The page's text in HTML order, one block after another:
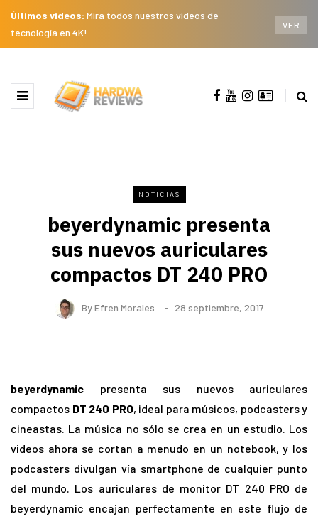
Últimos videos: Mira todos nuestros videos de
tecnología en 4K!
VER
NOTICIAS
beyerdynamic presenta
sus nuevos auriculares
compactos DT 240 PRO
ByEfren Morales 28 septiembre, 2017
beyerdynamic presenta sus nuevos auriculares
compactos DT 240 PRO, ideal para músicos, podcasters y
cineastas. La música no sólo se crea en un estudio. Los
videos ahora se cortan a menudo en un notebook, y los
podcasters divulgan vía smartphone de cualquier punto
del mundo. Los auriculares de monitor DT 240 PRO de
beyerdynamic encajan perfectamente en este flujo de